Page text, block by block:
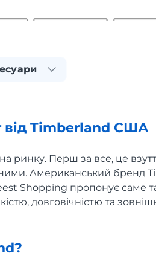
від Timberland США
ринку. Перш за все, це
Американський бренд
Shopping пропонує саме
довговічністю та